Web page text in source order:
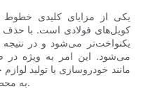
یکی از مزایای کلیدی خطوط
کویل‌های فولادی است. با حذف
یکنواخت‌تر می‌شود و در نتیجه
می‌شود. این امر به ویژه در
مانند خودروسازی یا تولید
به محصول نهایی جذاب‌تر و یکدست‌تری شود.